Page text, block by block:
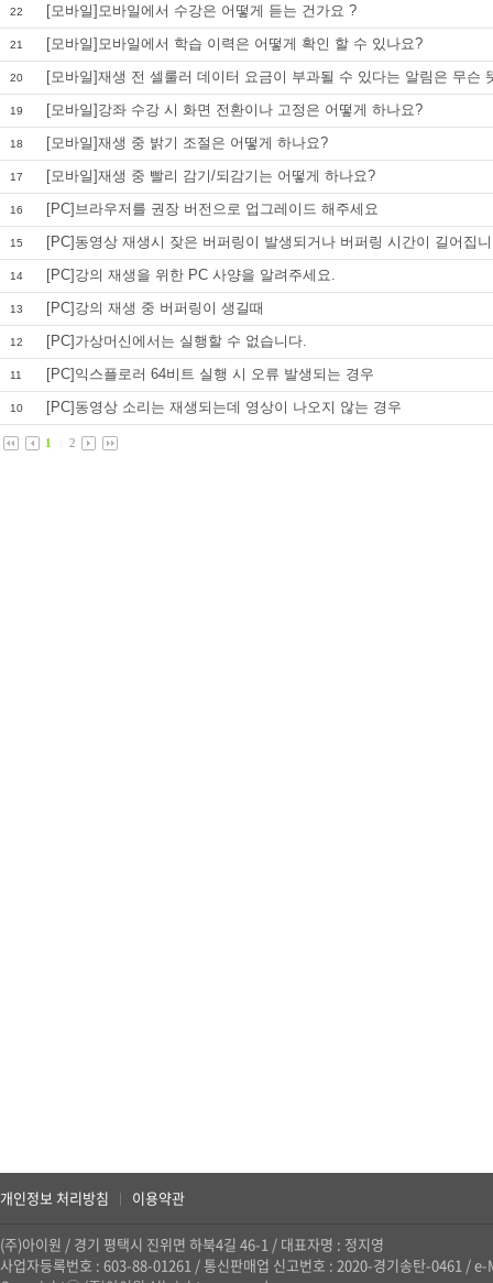
22 [모바일]모바일에서 수강은 어떻게 듣는 건가요 ?
21 [모바일]모바일에서 학습 이력은 어떻게 확인 할 수 있나요?
20 [모바일]재생 전 셀룰러 데이터 요금이 부과될 수 있다는 알림은 무슨
19 [모바일]강좌 수강 시 화면 전환이나 고정은 어떻게 하나요?
18 [모바일]재생 중 밝기 조절은 어떻게 하나요?
17 [모바일]재생 중 빨리 감기/되감기는 어떻게 하나요?
16 [PC]브라우저를 권장 버전으로 업그레이드 해주세요
15 [PC]동영상 재생시 잦은 버퍼링이 발생되거나 버퍼링 시간이 길어집
14 [PC]강의 재생을 위한 PC 사양을 알려주세요.
13 [PC]강의 재생 중 버퍼링이 생길때
12 [PC]가상머신에서는 실행할 수 없습니다.
11 [PC]익스플로러 64비트 실행 시 오류 발생되는 경우
10 [PC]동영상 소리는 재생되는데 영상이 나오지 않는 경우
1 2
(주)아이원 / 경기 평택시 진위면 하북4길 46-1 / 대표자명 : 정지영
사업자등록번호 : 603-88-01261 /통신판매업 신고번호 : 2020-경기송탄-0461 /e-
개인정보 처리방침 | 이용약관